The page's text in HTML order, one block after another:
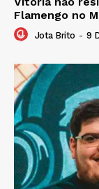
Flamengo no
Jota Brito - 9